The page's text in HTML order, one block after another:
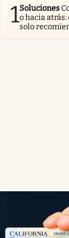
1Soluciones
o hacia
solo